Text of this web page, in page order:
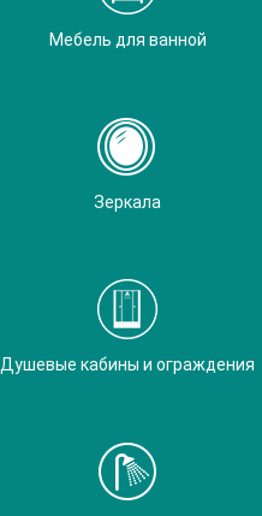
Мебель для ванной
Зеркала
Душевые кабины и ограждения